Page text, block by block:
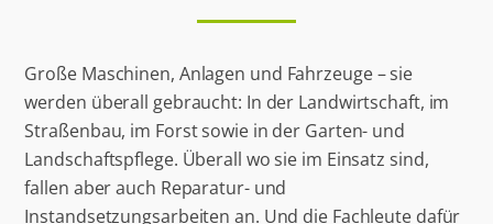
Große Maschinen, Anlagen und Fahrzeuge – sie
werden überall gebraucht: In der Landwirtschaft, im
Straßenbau, im Forst sowie in der Garten- und
Landschaftspflege. Überall wo sie im Einsatz sind,
fallen aber auch Reparatur- und
Instandsetzungsarbeiten an. Und die Fachleute dafür